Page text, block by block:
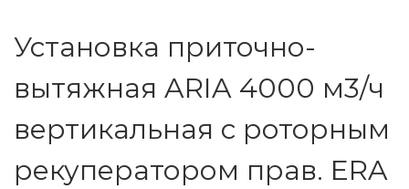
Установка приточно-
вытяжная ARIA 4000 м3/ч
вертикальная с роторным
рекуператором прав. ERA